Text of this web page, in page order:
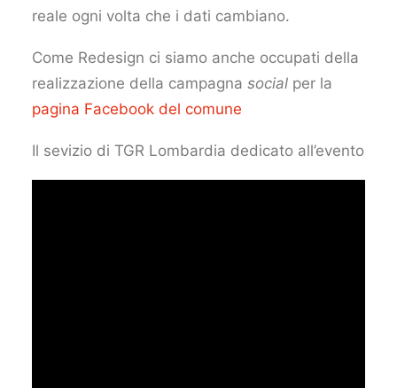
reale ogni volta che i dati cambiano.
Come Redesign ci siamo anche occupati della
realizzazione della campagna social per la
pagina Facebook del comune
Il sevizio di TGR Lombardia dedicato all’evento